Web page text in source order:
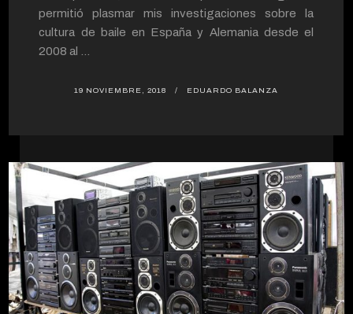
permitió plasmar mis investigaciones sobre la
cultura de baile en España y Alemania desde el
2008 al ...
19 NOVIEMBRE, 2018 EDUARDO BALANZA